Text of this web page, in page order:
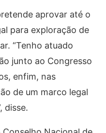
aprovar até o
para exploração de
“Tenho atuado
junto ao Congresso
enfim, nas
de um marco legal
disse.